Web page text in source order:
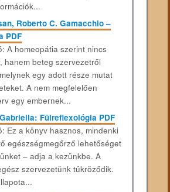
Roberto C. Gamacchio –
PDF
A homeopátia szerint nincs
hanem beteg szervezetről
egy adott része mutat
A nem megfelelően
egy embernek...
Fülreflexológia PDF
Ez a könyv hasznos, mindenki
egészségmegőrző lehetőséget
– adja a kezünkbe. A
szervezetünk tükröződik.